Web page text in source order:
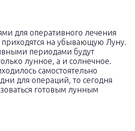
для оперативного лечения
приходятся на убывающую Луну.
периодами будут
лунное, а и солнечное.
самостоятельно
для операций, то сегодня
готовым лунным